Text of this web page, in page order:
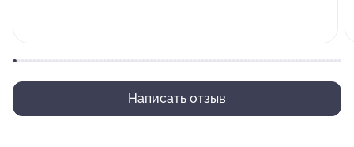
Написать отзыв